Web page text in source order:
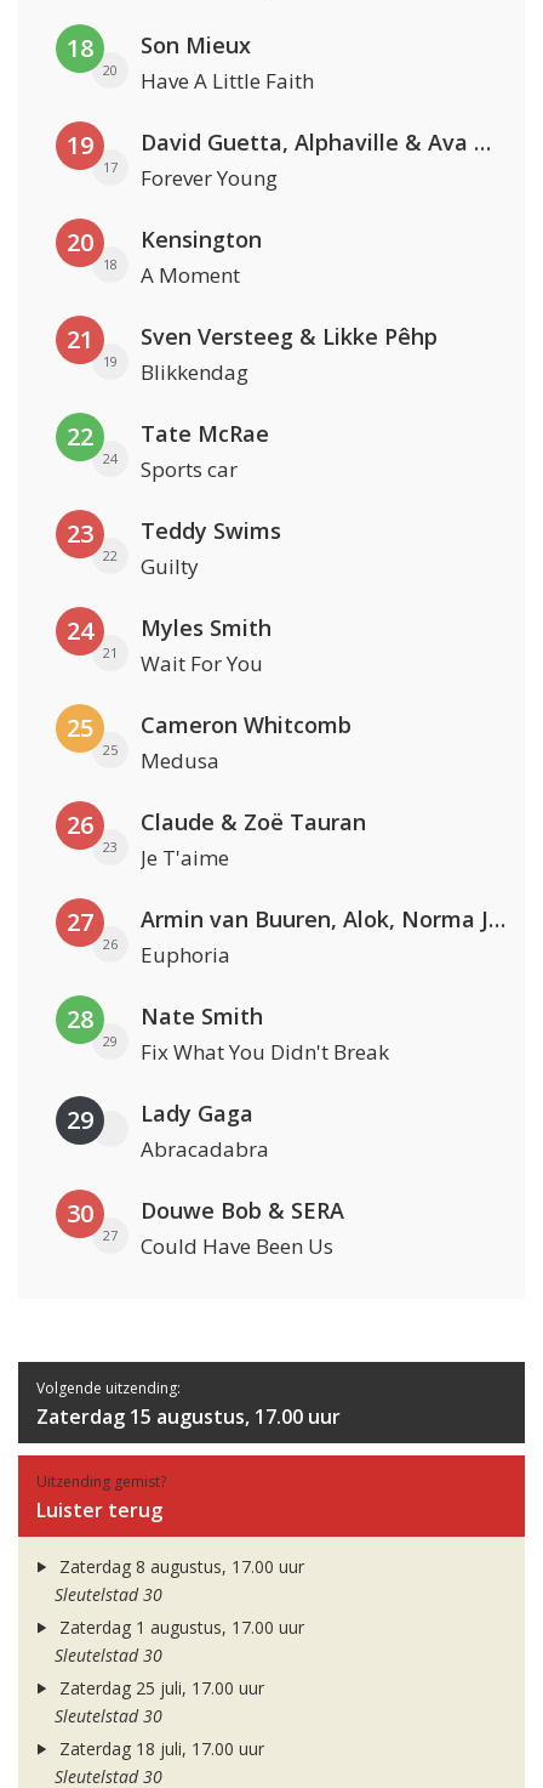
18
20
Son Mieux
Have A Little Faith
19
17
David Guetta, Alphaville & Ava Max
Forever Young
20
18
Kensington
A Moment
21
19
Sven Versteeg & Likke Pêhp
Blikkendag
22
24
Tate McRae
Sports car
23
22
Teddy Swims
Guilty
24
21
Myles Smith
Wait For You
25
25
Cameron Whitcomb
Medusa
26
23
Claude & Zoë Tauran
Je T'aime
27
26
Armin van Buuren, Alok, Norma Jean Martine & LAWRENT
Euphoria
28
29
Nate Smith
Fix What You Didn't Break
29 Lady Gaga
Abracadabra
30
27
Douwe Bob & SERA
Could Have Been Us
Volgende uitzending:
Zaterdag 15 augustus, 17.00 uur
Uitzending gemist?
Luister terug
Zaterdag 8 augustus, 17.00 uur
Sleutelstad 30
Zaterdag 1 augustus, 17.00 uur
Sleutelstad 30
Zaterdag 25 juli, 17.00 uur
Sleutelstad 30
Zaterdag 18 juli, 17.00 uur
Sleutelstad 30